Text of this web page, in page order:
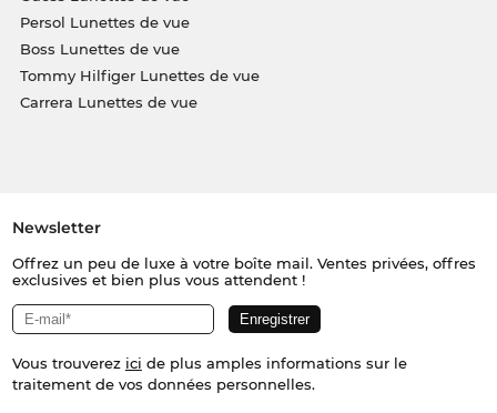
Persol Lunettes de vue
Boss Lunettes de vue
Tommy Hilfiger Lunettes de vue
Carrera Lunettes de vue
Newsletter
Offrez un peu de luxe à votre boîte mail. Ventes privées, offres
exclusives et bien plus vous attendent !
Vous trouverez ici de plus amples informations sur le
traitement de vos données personnelles.